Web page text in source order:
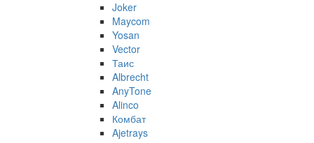
Joker
Maycom
Yosan
Vector
Таис
Albrecht
AnyTone
Alinco
Комбат
Ajetrays